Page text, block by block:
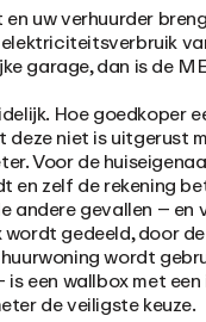
uw verhuurder
garage, dan is de
Hoe goedkoper
deze niet is uitgerust
Voor de
en zelf de rekening
andere gevallen – en
gedeeld, door
wordt
is een wallbox met
de veiligste keuze.